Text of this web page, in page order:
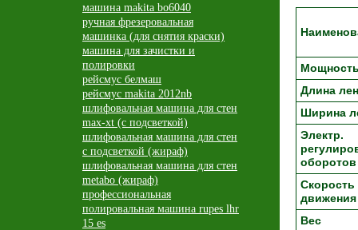
машина makita bo6040
ручная фрезеровальная
машинка (для снятия краски)
машина для зачистки и
полировки
рейсмус белмаш
рейсмус makita 2012nb
шлифовальная машина для стен
max-xt (с подсветкой)
шлифовальная машина для стен
с подсветкой (жираф)
шлифовальная машина для стен
metabo (жираф)
профессиональная
полировальная машина rupes lhr
15 es
Длина
Ширина
Электр.
оборотов
Скорость
Вес